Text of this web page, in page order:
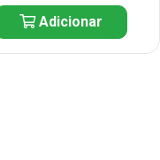
Adicionar